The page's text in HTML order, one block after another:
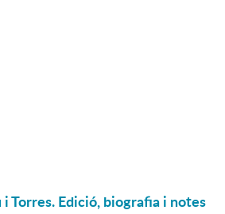
Torres. Edició, biografia i notes